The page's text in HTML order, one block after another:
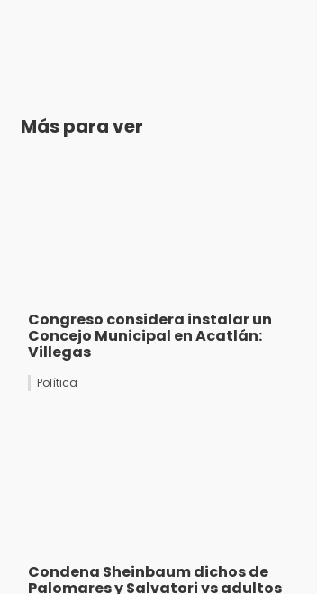
Más para ver
Congreso considera instalar un
Concejo Municipal en Acatlán:
Villegas
Política
Condena Sheinbaum dichos de
Palomares y Salvatori vs adultos